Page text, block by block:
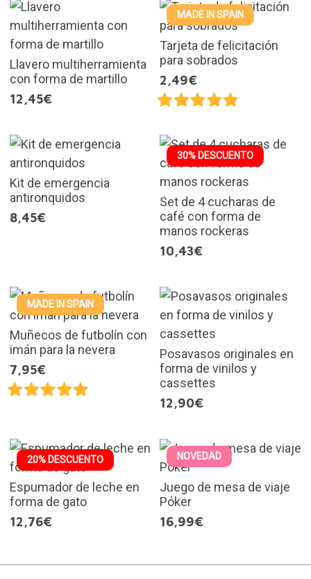
Llavero multiherramienta
con forma de martillo
12,45€
MADE IN SPAIN
Tarjeta de felicitación
para sobrados
2,49€
Kit de emergencia
antironquidos
8,45€
30% DESCUENTO
Set de 4 cucharas de
café con forma de
manos rockeras
10,43€
MADE IN SPAIN
Muñecos de futbolín con
imán para la nevera
7,95€
Posavasos originales en
forma de vinilos y
cassettes
12,90€
20% DESCUENTO
Espumador de leche en
forma de gato
12,76€
NOVEDAD
Juego de mesa de viaje
Póker
16,99€